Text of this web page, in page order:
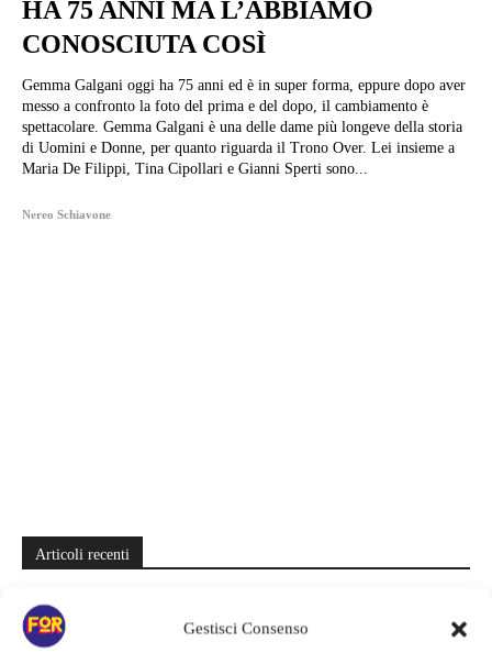
Gestisci Consenso
HA 75 ANNI MA L’ABBIAMO
CONOSCIUTA COSÌ
Gemma Galgani oggi ha 75 anni ed è in super forma, eppure dopo aver
messo a confronto la foto del prima e del dopo, il cambiamento è
spettacolare. Gemma Galgani è una delle dame più longeve della storia
di Uomini e Donne, per quanto riguarda il Trono Over. Lei insieme a
Maria De Filippi, Tina Cipollari e Gianni Sperti sono...
Nereo Schiavone
Articoli recenti
attraversare Seoul durante l’apocalisse: il K-drama da recuperare